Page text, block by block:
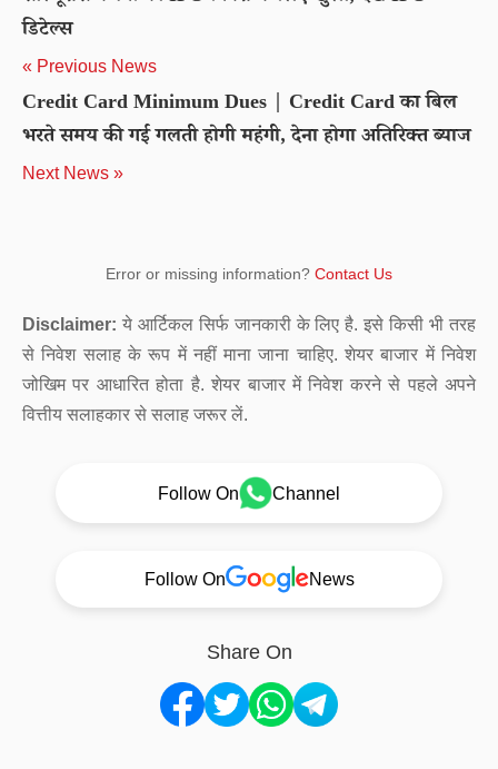
डिटेल्स
« Previous News
Credit Card Minimum Dues | Credit Card का बिल
भरते समय की गई गलती होगी महंगी, देना होगा अतिरिक्त ब्याज
Next News »
Error or missing information? Contact Us
Disclaimer: ये आर्टिकल सिर्फ जानकारी के लिए है. इसे किसी भी तरह
से निवेश सलाह के रूप में नहीं माना जाना चाहिए. शेयर बाजार में निवेश
जोखिम पर आधारित होता है. शेयर बाजार में निवेश करने से पहले अपने
वित्तीय सलाहकार से सलाह जरूर लें.
Follow On Channel
Follow On News
Share On